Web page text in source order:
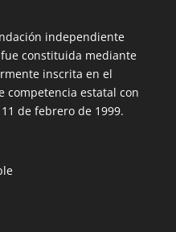
independiente
constituida mediante
inscrita en el
competencia estatal con
de febrero de 1999.